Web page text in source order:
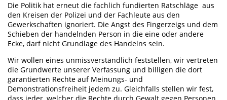
Die Politik hat erneut die fachlich fundierten Ratschläge aus
den Kreisen der Polizei und der Fachleute aus den
Gewerkschaften ignoriert. Die Angst des Fingerzeigs und dem
Schieben der handelnden Person in die eine oder andere
Ecke, darf nicht Grundlage des Handelns sein.
Wir wollen eines unmissverständlich feststellen, wir vertreten
die Grundwerte unserer Verfassung und billigen die dort
garantierten Rechte auf Meinungs- und
Demonstrationsfreiheit jedem zu. Gleichfalls stellen wir fest,